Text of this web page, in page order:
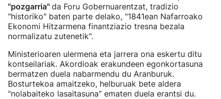
"pozgarria" da Foru Gobernuarentzat, tradizio
"historiko" baten parte delako, "1841ean Nafarroako
Ekonomi Hitzarmena finantziazio tresna bezala
normalizatu zutenetik".
Ministerioaren ulermena eta jarrera ona eskertu ditu
kontseilariak. Akordioak erakundeen egonkortasuna
bermatzen duela nabarmendu du Aranburuk.
Bosturtekoa amaitzeko, helburuak bete aldera
"nolabaiteko lasaitasuna" ematen duela erantsi du.